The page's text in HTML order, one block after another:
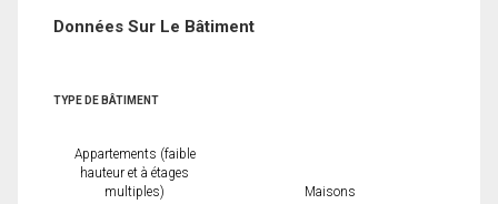
Données Sur Le Bâtiment
TYPE DE BÂTIMENT
Appartements (faible
hauteur et à étages
multiples)
Maisons